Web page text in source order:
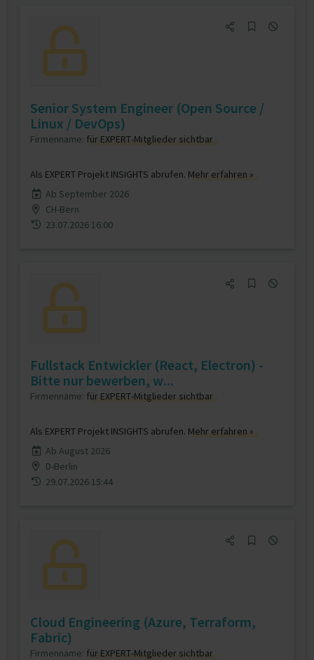
Senior System Engineer (Open Source /
Linux / DevOps)
Firmenname: für EXPERT-Mitglieder sichtbar
Als EXPERT Projekt INSIGHTS abrufen. Mehr erfahren »
Ab September 2026
CH-Bern
23.07.2026 16:00
Fullstack Entwickler (React, Electron) -
Bitte nur bewerben, w...
Firmenname: für EXPERT-Mitglieder sichtbar
Als EXPERT Projekt INSIGHTS abrufen. Mehr erfahren »
Ab August 2026
D-Berlin
29.07.2026 15:44
Cloud Engineering (Azure, Terraform,
Fabric)
Firmenname: für EXPERT-Mitglieder sichtbar